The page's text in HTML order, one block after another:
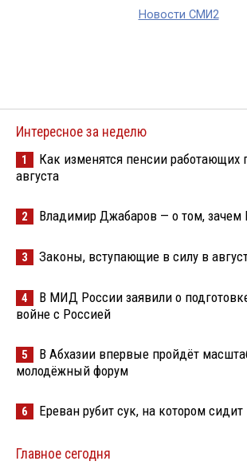
Новости СМИ2
Интересное за неделю
1
Как изменятся пенсии работающих
августа
2 Владимир Джабаров — о том, зачем
3 Законы, вступающие в силу в
4
В МИД России заявили о
войне с Россией
5
В Абхазии впервые пройдёт
молодёжный форум
6 Ереван рубит сук, на котором сидит
Главное сегодня